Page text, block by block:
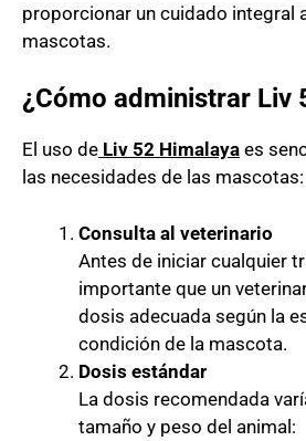
proporcionar un cuidado integral
mascotas.
¿Cómo administrar Liv
El uso de Liv 52 Himalaya es
las necesidades de las mascotas:
Consulta al veterinario
Antes de iniciar cualquier
importante que un
dosis adecuada según la
condición de la mascota.
Dosis estándar
La dosis recomendada
tamaño y peso del animal: